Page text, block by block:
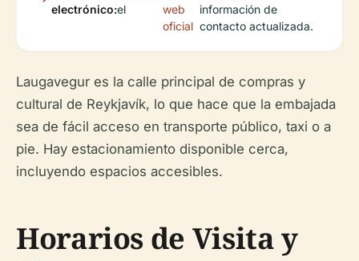
electrónico:el
web
oficial
información de
contacto actualizada.
Laugavegur es la calle principal de compras y
cultural de Reykjavík, lo que hace que la embajada
sea de fácil acceso en transporte público, taxi o a
pie. Hay estacionamiento disponible cerca,
incluyendo espacios accesibles.
Horarios de Visita y